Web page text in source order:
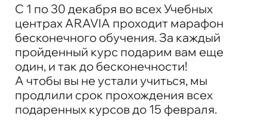
С 1 по 30 декабря во всех Учебных
центрах ARAVIA проходит марафон
бесконечного обучения. За каждый
пройденный курс подарим вам еще
один, и так до бесконечности!
А чтобы вы не устали учиться, мы
продлили срок прохождения всех
подаренных курсов до 15 февраля.